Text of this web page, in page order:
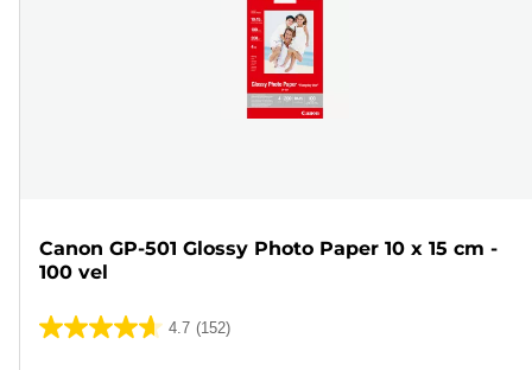
Canon GP-501 Glossy Photo Paper 10 x 15 cm -
100 vel
4.7 (152)
4.7